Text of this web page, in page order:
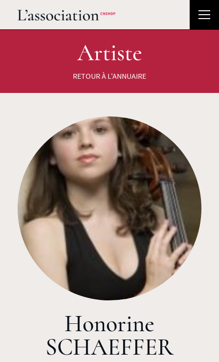
Artiste
RETOUR À L'ANNUAIRE
Honorine
SCHAEFFER